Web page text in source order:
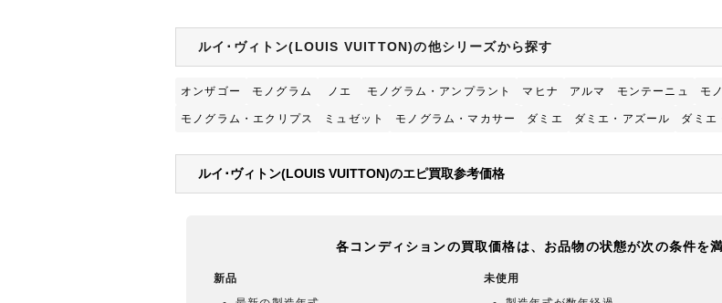
ルイ･ヴィトン(LOUIS VUITTON)の他シリーズから探す
オンザゴー モノグラム ノエ モノグラム・アンプラント マヒナ アルマ モンテーニュ モ
モノグラム・エクリプス ミュゼット モノグラム・マカサー ダミエ ダミエ・アズール ダミエ
ルイ･ヴィトン(LOUIS VUITTON)のエピ買取参考価格
各コンディションの買取価格は、お品物の状態が次の条件を
新品
未使用